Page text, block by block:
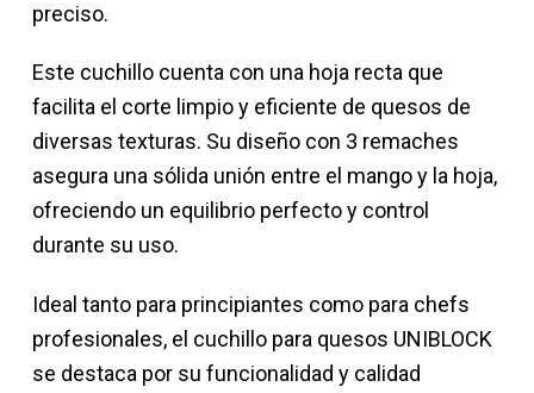
preciso.
Este cuchillo cuenta con una hoja recta que
facilita el corte limpio y eficiente de quesos de
diversas texturas. Su diseño con 3 remaches
asegura una sólida unión entre el mango y la hoja,
ofreciendo un equilibrio perfecto y control
durante su uso.
Ideal tanto para principiantes como para chefs
profesionales, el cuchillo para quesos UNIBLOCK
se destaca por su funcionalidad y calidad